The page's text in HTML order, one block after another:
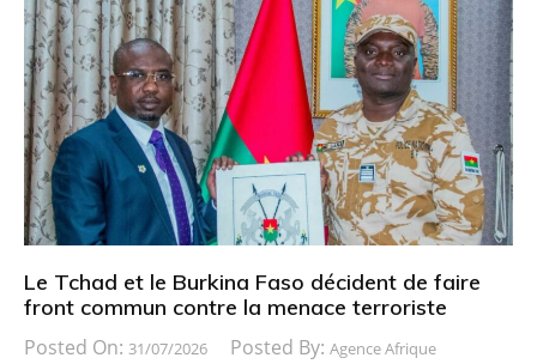
Le Tchad et le Burkina Faso décident de faire
front commun contre la menace terroriste
Posted On: 31/07/2026 Posted By: Agence Afrique